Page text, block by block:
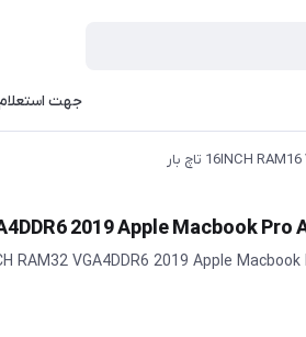
جهت استعلام